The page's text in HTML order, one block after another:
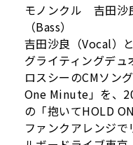
モノンクル 吉田沙
（Bass）
吉田沙良（Vocal）
グライティングデ
ロスシーのCMソン
One Minute」を、
の「抱いてHOLD
ファンクアレンジ